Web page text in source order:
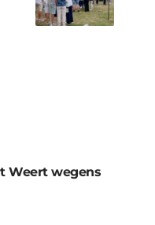
Weert wegens